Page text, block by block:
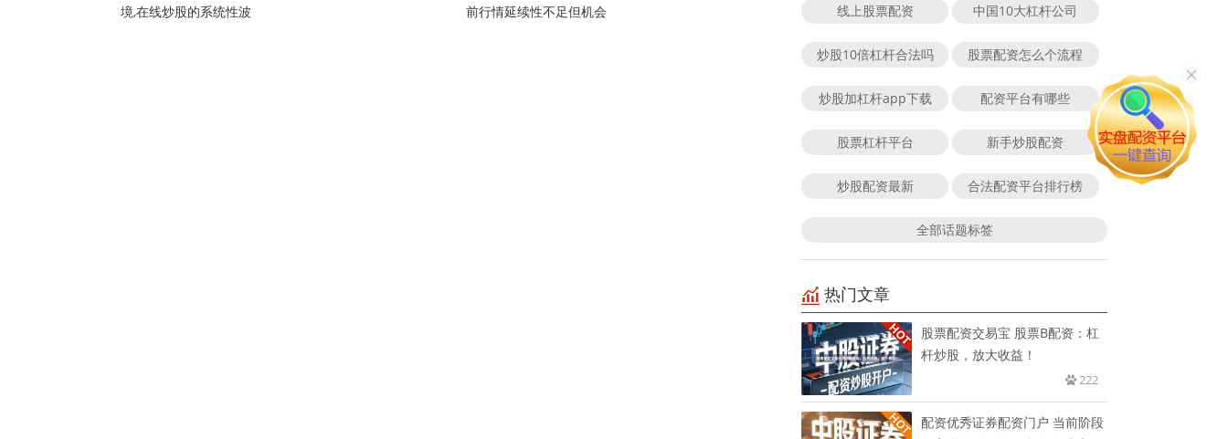
境,在线炒股的系统性波
前行情延续性不足但机会
线上股票配资 中国10大杠杆公司
炒股10倍杠杆合法吗 股票配资怎么个流程
炒股加杠杆app下载 配资平台有哪些
股票杠杆平台 新手炒股配资
炒股配资最新 合法配资平台排行榜
全部话题标签
热门文章
股票配资交易宝 股票B配资：杠
杆炒股，放大收益！
222
配资优秀证券配资门户 当前阶段